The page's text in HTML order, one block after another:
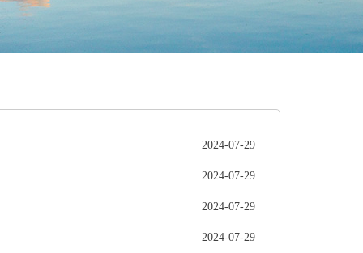
2024-07-29
2024-07-29
2024-07-29
2024-07-29